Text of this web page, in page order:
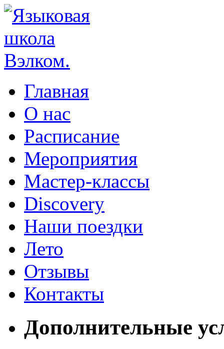
Главная
О нас
Расписание
Мероприятия
Мастер-классы
Discovery
Наши поездки
Лето
Отзывы
Контакты
Дополнительные